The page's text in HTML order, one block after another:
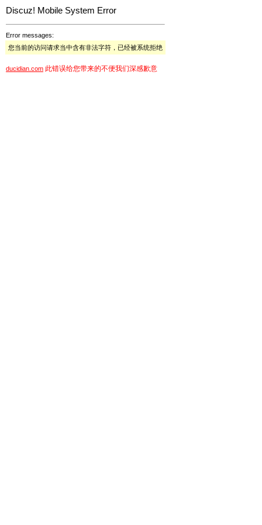
Discuz! Mobile System Error
Error messages:
您当前的访问请求当中含有非法字符，已经被系统拒绝
ducidian.com 此错误给您带来的不便我们深感歉意